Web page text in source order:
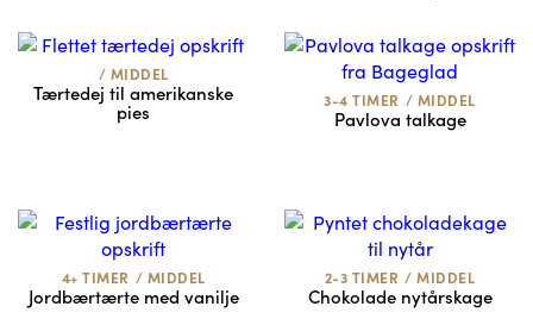
/ MIDDEL
Tærtedej til amerikanske
pies 3-4 TIMER / MIDDEL
Pavlova talkage
4+ TIMER / MIDDEL
Jordbærtærte med vanilje
2-3 TIMER /MIDDEL
Chokolade nytårskage